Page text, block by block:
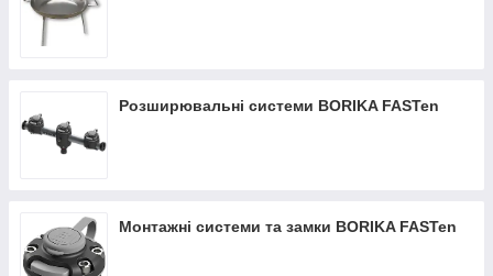
Розширювальні системи BORIKA FASTen
Монтажні системи та замки BORIKA FASTen